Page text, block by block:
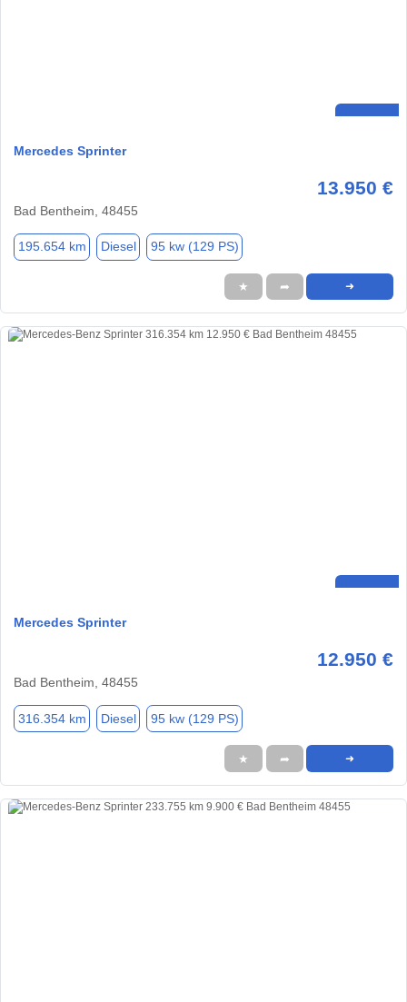
Mercedes Sprinter
13.950 €
Bad Bentheim, 48455
195.654 km Diesel 95 kw (129 PS)
★ ➦ ➜
Mercedes Sprinter
12.950 €
Bad Bentheim, 48455
316.354 km Diesel 95 kw (129 PS)
★ ➦ ➜